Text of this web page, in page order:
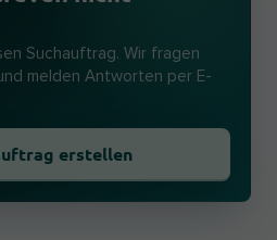
Suchauftrag. Wir fragen
melden Antworten per E-
erstellen